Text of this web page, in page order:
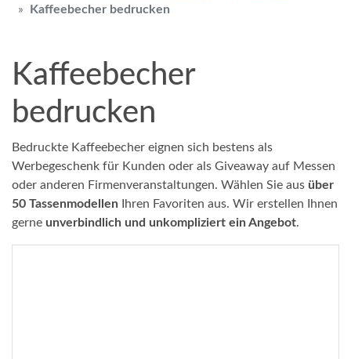
Kaffeebecher bedrucken
Kaffeebecher
bedrucken
Bedruckte Kaffeebecher eignen sich bestens als
Werbegeschenk für Kunden oder als Giveaway auf Messen
oder anderen Firmenveranstaltungen. Wählen Sie aus über
50 Tassenmodellen Ihren Favoriten aus. Wir erstellen Ihnen
gerne unverbindlich und unkompliziert ein Angebot.